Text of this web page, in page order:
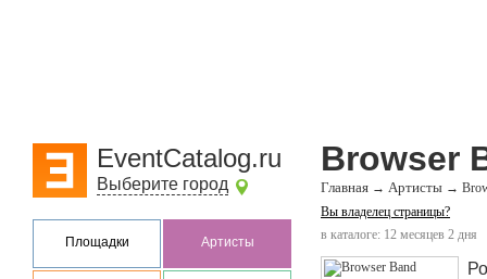
EventCatalog.ru
Выберите город
Площадки Артисты
Browser
Главная → Артисты →
Вы владелец страницы?
в каталоге: 12 месяцев 2 дня